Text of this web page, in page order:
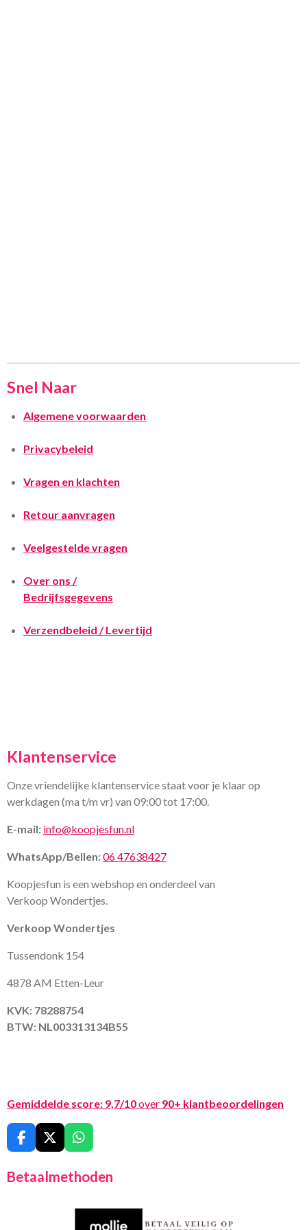
Snel Naar
Algemene voorwaarden
Privacybeleid
Vragen en klachten
Retour aanvragen
Veelgestelde vragen
Over ons /
Bedrijfsgegevens
Verzendbeleid / Levertijd
Klantenservice
Onze vriendelijke klantenservice staat voor je klaar op
werkdagen (ma t/m vr) van 09:00 tot 17:00.
E-mail: info@koopjesfun.nl
WhatsApp/Bellen:06 47638427
Koopjesfun is een webshop en onderdeel van
Verkoop Wondertjes.
Verkoop Wondertjes
Tussendonk 154
4878 AM Etten-Leur
KVK: 78288754
BTW: NL003313134B55
Gemiddelde score: 9,7/10over 90+ klantbeoordelingen
F
a
c
e
X
W
h
t
A
Betaalmethoden